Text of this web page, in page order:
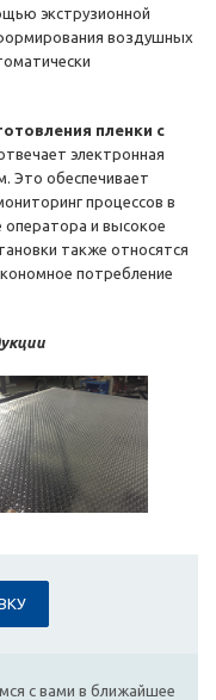
экструзионной
воздушных
пленки с
электронная
Это обеспечивает
процессов в
оператора и высокое
также относятся
потребление
с вами в ближайшее